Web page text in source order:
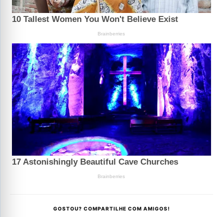
GOSTOU? COMPARTILHE COM AMIGOS!